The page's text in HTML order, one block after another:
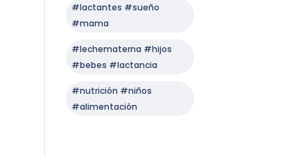
#lactantes #sueño
#mama
#lechematerna #hijos
#bebes #lactancia
#nutrición #niños
#alimentación